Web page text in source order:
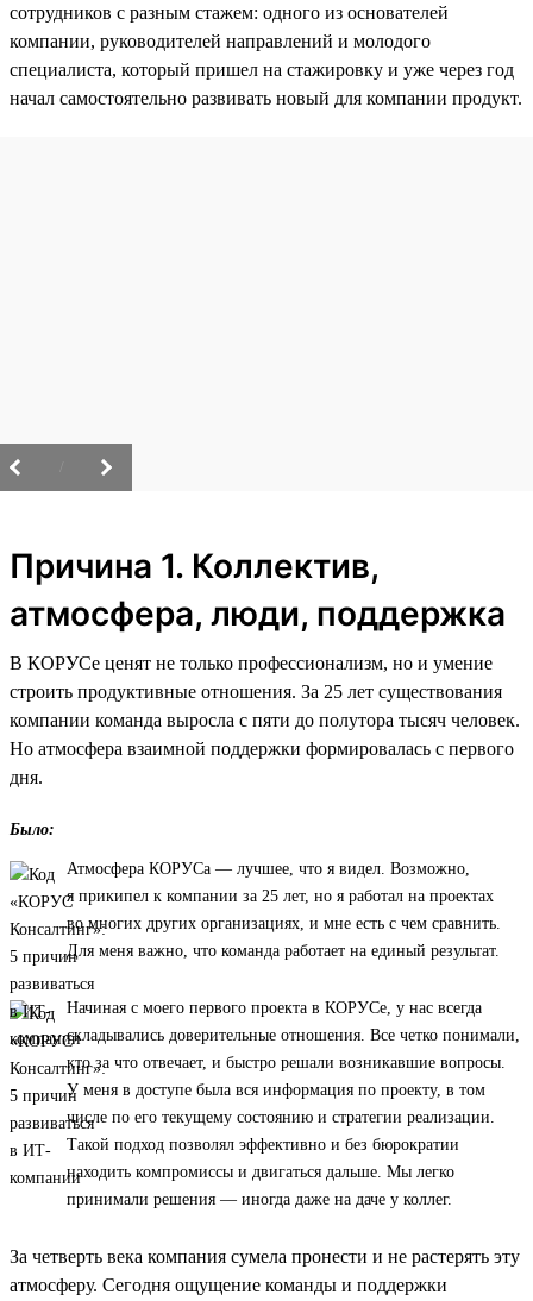
сотрудников с разным стажем: одного из основателей
компании, руководителей направлений и молодого
специалиста, который пришел на стажировку и уже через год
начал самостоятельно развивать новый для компании продукт.
Причина 1. Коллектив,
атмосфера, люди, поддержка
В КОРУСе ценят не только профессионализм, но и умение
строить продуктивные отношения. За 25 лет существования
компании команда выросла с пяти до полутора тысяч человек.
Но атмосфера взаимной поддержки формировалась с первого
дня.
Было:
Атмосфера КОРУСа — лучшее, что я видел. Возможно,
я прикипел к компании за 25 лет, но я работал на проектах
во многих других организациях, и мне есть с чем сравнить.
Для меня важно, что команда работает на единый результат.
Начиная с моего первого проекта в КОРУСе, у нас всегда
складывались доверительные отношения. Все четко понимали,
кто за что отвечает, и быстро решали возникавшие вопросы.
У меня в доступе была вся информация по проекту, в том
числе по его текущему состоянию и стратегии реализации.
Такой подход позволял эффективно и без бюрократии
находить компромиссы и двигаться дальше. Мы легко
принимали решения — иногда даже на даче у коллег.
За четверть века компания сумела пронести и не растерять эту
атмосферу. Сегодня ощущение команды и поддержки